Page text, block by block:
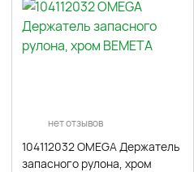
нет отзывов
104112032 OMEGA Держатель
запасного рулона, хром